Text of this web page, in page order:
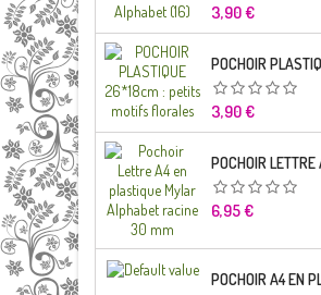
Prix
3,90 €
Prix
3,90 €
Prix
6,95 €